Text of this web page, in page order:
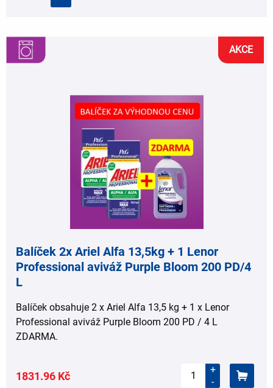
AKCE
Balíček 2x Ariel Alfa 13,5kg + 1 Lenor
Professional aviváž Purple Bloom 200 PD/4
L
Balíček obsahuje 2 x Ariel Alfa 13,5 kg + 1 x Lenor
Professional aviváž Purple Bloom 200 PD / 4 L
ZDARMA.
1831.96 Kč
+
-